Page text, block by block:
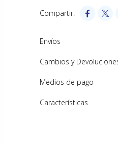
 
Envíos
Cambios y
Medios de pago
Características